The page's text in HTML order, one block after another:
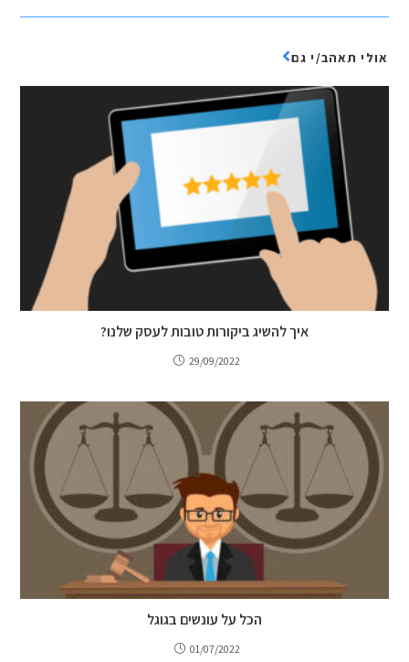
אולי תאהב/י גם
איך להשיג ביקורות טובות לעסק שלנו?
29/09/2022
הכל על עונשים בגוגל
01/07/2022